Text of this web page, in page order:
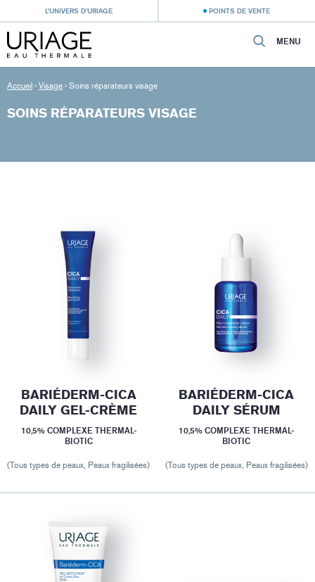
L’UNIVERS D’URIAGE POINTS DE VENTE
MENU
Accueil › Visage › Soins réparateurs visage
SOINS RÉPARATEURS VISAGE
BARIÉDERM-CICA
DAILY GEL-CRÈME
10,5% COMPLEXE THERMAL-
BIOTIC
(Tous types de peaux, Peaux fragilisées)
BARIÉDERM-CICA
DAILY SÉRUM
10,5% COMPLEXE THERMAL-
BIOTIC
(Tous types de peaux, Peaux fragilisées)